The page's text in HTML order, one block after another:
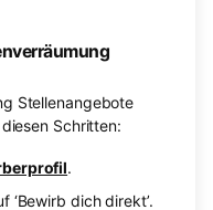
Stellenangebote
Schritten:
‘Bewirb dich direkt’.